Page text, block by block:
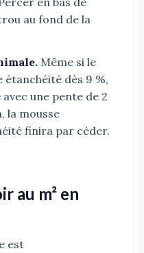
au fond de la
Même si le
dès 9 %,
une pente de 2
la mousse
finira par céder.
au m² en
est